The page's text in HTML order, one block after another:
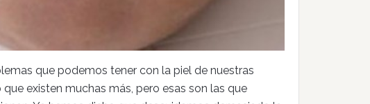
que podemos tener con la piel de nuestras
existen muchas más, pero esas son las que